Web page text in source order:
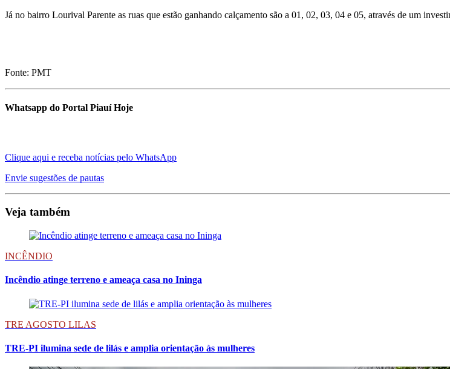
Já no bairro Lourival Parente as ruas que estão ganhando calçamento são a 01, 02, 03, 04 e 05, através de um
Fonte: PMT
Whatsapp do Portal Piauí Hoje
Clique aqui e receba notícias pelo WhatsApp
Envie sugestões de pautas
Veja também
INCÊNDIO
Incêndio atinge terreno e ameaça casa no Ininga
TRE AGOSTO LILAS
TRE-PI ilumina sede de lilás e amplia orientação às mulheres